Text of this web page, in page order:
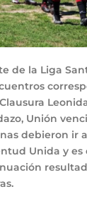
de la Liga
Unión
debieron ir
Unida y es